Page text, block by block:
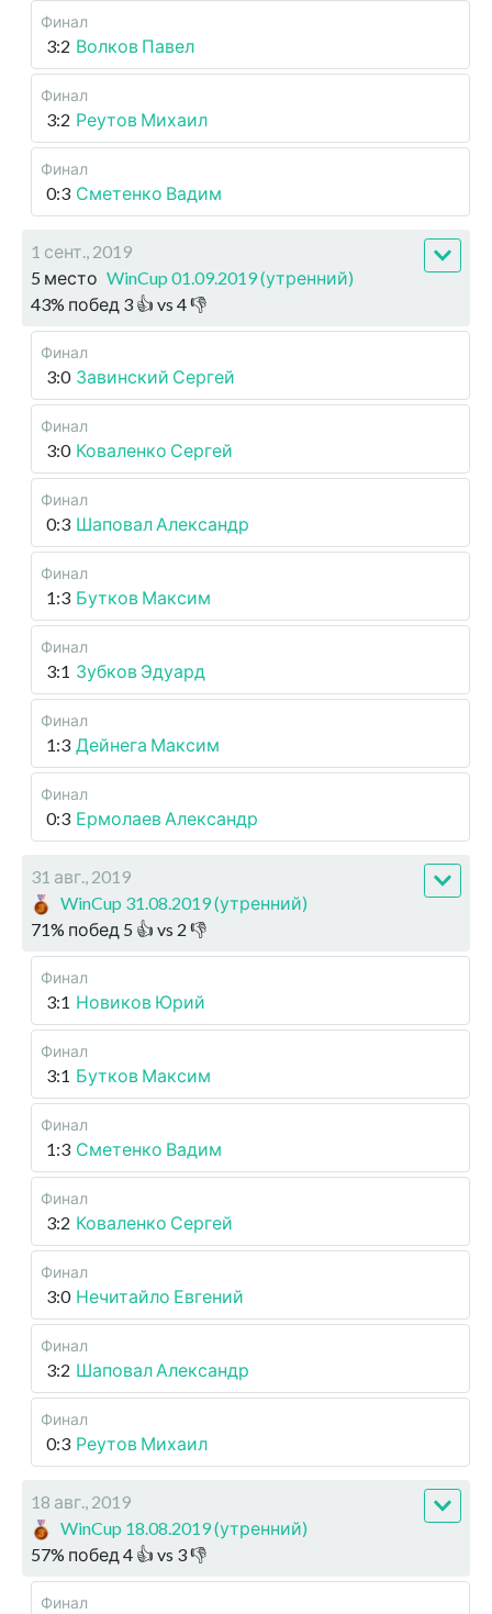
Финал
3:2 Волков Павел
Финал
3:2 Реутов Михаил
Финал
0:3 Сметенко Вадим
1 сент., 2019
5 место WinCup 01.09.2019 (утренний)
43% побед 3 👍 vs 4👎
Финал
3:0 Завинский Сергей
Финал
3:0 Коваленко Сергей
Финал
0:3 Шаповал Александр
Финал
1:3 Бутков Максим
Финал
3:1 Зубков Эдуард
Финал
1:3 Дейнега Максим
Финал
0:3 Ермолаев Александр
31 авг., 2019
WinCup 31.08.2019 (утренний)
71% побед 5 👍 vs 2 👎
Финал
3:1 Новиков Юрий
Финал
3:1 Бутков Максим
Финал
1:3 Сметенко Вадим
Финал
3:2 Коваленко Сергей
Финал
3:0 Нечитайло Евгений
Финал
3:2 Шаповал Александр
Финал
0:3 Реутов Михаил
18 авг., 2019
WinCup 18.08.2019 (утренний)
57% побед 4 👍 vs 3👎
Финал